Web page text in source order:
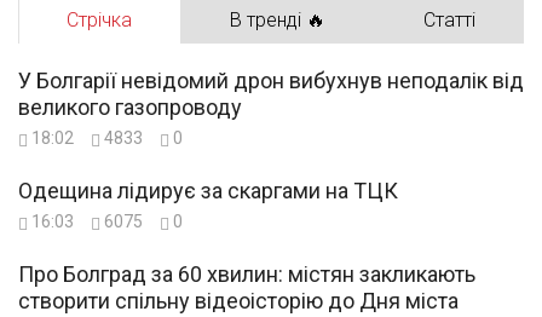
Стрічка В тренді 🔥 Статті
У Болгарії невідомий дрон вибухнув неподалік від
великого газопроводу
18:02 4833 0
Одещина лідирує за скаргами на ТЦК
16:03 6075 0
Про Болград за 60 хвилин: містян закликають
створити спільну відеоісторію до Дня міста